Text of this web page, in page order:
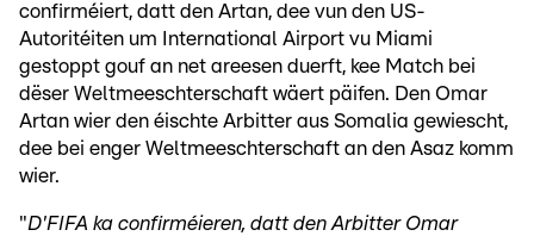
confirméiert, datt den Artan, dee vun den US-
Autoritéiten um International Airport vu Miami
gestoppt gouf an net areesen duerft, kee Match bei
dëser Weltmeeschterschaft wäert päifen. Den Omar
Artan wier den éischte Arbitter aus Somalia gewiescht,
dee bei enger Weltmeeschterschaft an den Asaz komm
wier.
"D'FIFA ka confirméieren, datt den Arbitter Omar